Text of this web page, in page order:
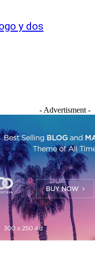
y dos
- Advertisment -